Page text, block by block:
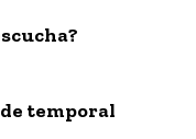
temporal